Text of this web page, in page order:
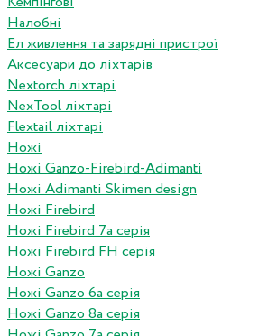
Налобні
Ел живлення та зарядні пристрої
Аксесуари до ліхтарів
Nextorch ліхтарі
NexTool ліхтарі
Flextail ліхтарі
Ножі
Ножі Ganzo-Firebird-Adimanti
Ножі Adimanti Skimen design
Ножі Firebird
Ножі Firebird 7а серія
Ножі Firebird FH серія
Ножі Ganzo
Ножі Ganzo 6а серія
Ножі Ganzo 8а серія